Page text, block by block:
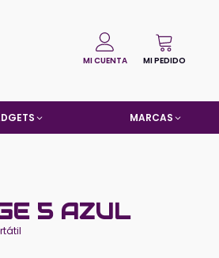
MI CUENTA MI PEDIDO
MARCAS
5 AZUL